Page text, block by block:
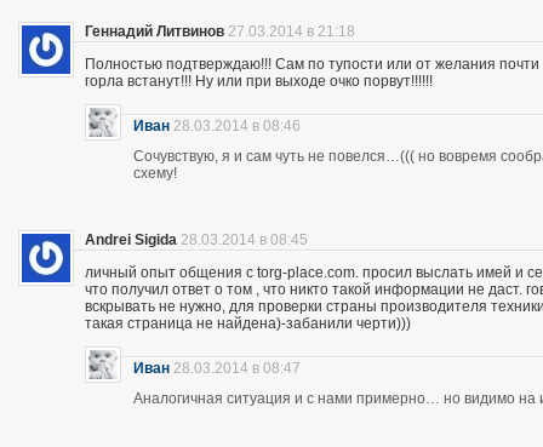
Геннадий Литвинов 27.03.2014 в 21:18
Полностью подтверждаю!!! Сам по тупости или от желания
горла встанут!!! Ну или при выходе очко порвут!!!!!!
Иван 28.03.2014 в 08:46
Сочувствую, я и сам чуть не повелся…((( но вовремя
схему!
Andrei Sigida 28.03.2014 в 08:45
личный опыт общения с torg-place.com. просил выслать имей и
что получил ответ о том , что никто такой информации не
вскрывать не нужно, для проверки страны производителя
такая страница не найдена)-забанили черти)))
Иван 28.03.2014 в 08:47
Аналогичная ситуация и с нами примерно… но видимо на